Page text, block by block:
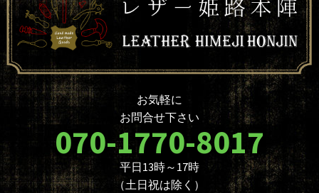
本革グッズ
本革材料
単語帳サイズおまとめセット
価格帯で選ぶ
名入れ☆ロゴ入れオプションに
ついて
ノベルティ・大口注文について
商品のカスタマイズについて
革製品を取り扱う業者様へ
（OEMについて）
本革材料のカスタムメイド
本革材料一覧
型押し型一覧
お問合せ
お気軽に
お問合せ下さい
070-1770-8017
平日13時～17時
（土日祝は除く）